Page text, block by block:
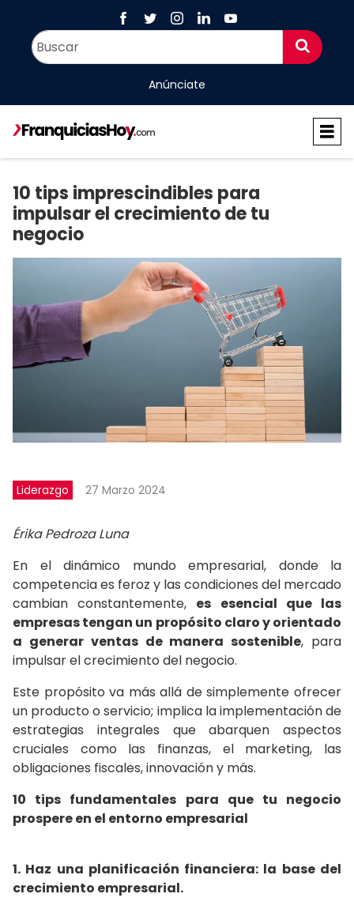
Anúnciate
10 tips imprescindibles para
impulsar el crecimiento de tu
negocio
Liderazgo 27 Marzo 2024
Érika Pedroza Luna
En el dinámico mundo empresarial, donde la
competencia es feroz y las condiciones del mercado
cambian constantemente, es esencial que las
empresas tengan un propósito claro y orientado
a generar ventas de manera sostenible, para
impulsar el crecimiento del negocio.
Este propósito va más allá de simplemente ofrecer
un producto o servicio; implica la implementación de
estrategias integrales que abarquen aspectos
cruciales como las finanzas, el marketing, las
obligaciones fiscales, innovación y más.
10 tips fundamentales para que tu negocio
prospere en el entorno empresarial
1. Haz una planificación financiera: la base del
crecimiento empresarial.